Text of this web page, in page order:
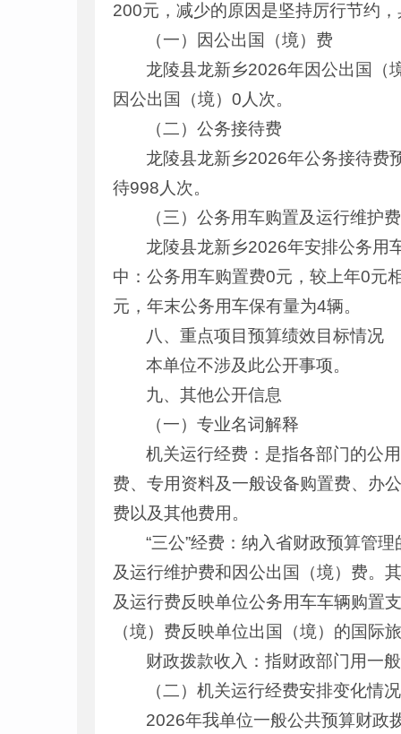
200元，减少的原因是坚持厉行节约
（一）因公出国（境）费
龙陵县龙新乡2026年因公出国（
因公出国（境）0人次。
（二）公务接待费
龙陵县龙新乡2026年公务接待费
待998人次。
（三）公务用车购置及运行维护费
龙陵县龙新乡2026年安排公务用
中：公务用车购置费0元，较上年0元
元，年末公务用车保有量为4辆。
八、重点项目预算绩效目标情况
本单位不涉及此公开事项。
九、其他公开信息
（一）专业名词解释
机关运行经费：是指各部门的公
费、专用资料及一般设备购置费、办
费以及其他费用。
“三公”经费：纳入省财政预算管
及运行维护费和因公出国（境）费。
及运行费反映单位公务用车车辆购置
（境）费反映单位出国（境）的国际
财政拨款收入：指财政部门用一
（二）机关运行经费安排变化情
2026年我单位一般公共预算财政